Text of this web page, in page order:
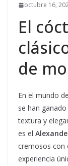
octubre 16,
El
de
En el mundo
se han
textura y
es el
cremosos con
experiencia